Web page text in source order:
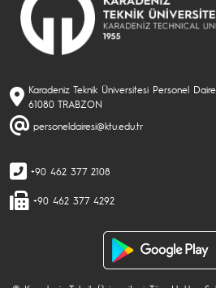
Karadeniz Teknik Üniversitesi Personel
61080 TRABZON
personeldairesi@ktu.edu.tr
+90 462 377 2108
+90 462 377 4292